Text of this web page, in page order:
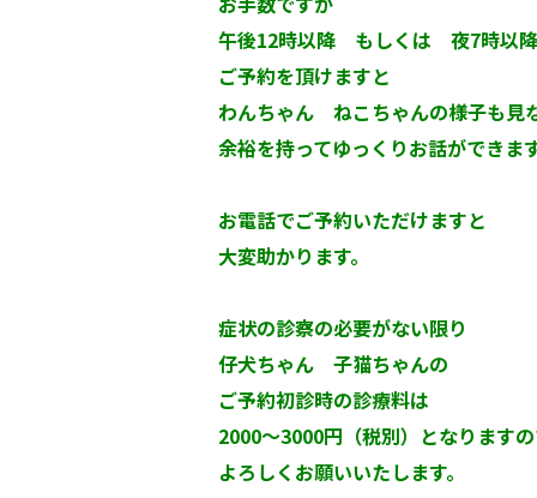
午後12時以降 もしくは 夜7時以
ご予約を頂けますと
わんちゃん ねこちゃんの様子も見
余裕を持ってゆっくりお話ができます
お電話でご予約いただけますと
大変助かります。
症状の診察の必要がない限り
仔犬ちゃん 子猫ちゃんの
ご予約初診時の診療料は
2000～3000円（税別）となります
よろしくお願いいたします。